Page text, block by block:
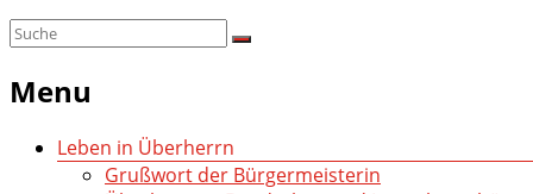
Menu
Leben in Überherrn
Grußwort der Bürgermeisterin